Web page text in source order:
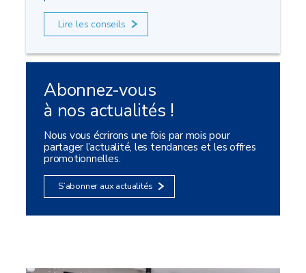
Lire les conseils
Abonnez-vous
à nos actualités !
Nous vous écrirons une fois par mois pour
partager l’actualité, les tendances et les offres
promotionnelles.
S’abonner aux actualités